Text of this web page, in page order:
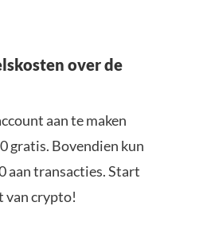
over de
aan te maken
gratis. Bovendien kun
aan transacties. Start
van crypto!